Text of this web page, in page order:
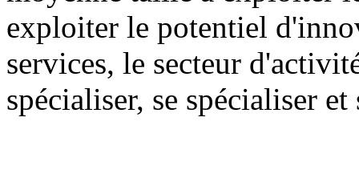
exploiter le potentiel
services, le secteur
spécialiser, se spécialiser